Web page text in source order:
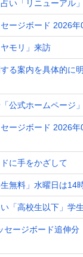
い「リニューアル
ージボード 2026年
モリ」来訪
る案内を具体的に
公式ホームページ
ージボード 2026年
に手をかざして
無料」水曜日は14
「高校生以下」学
セージボード追伸分